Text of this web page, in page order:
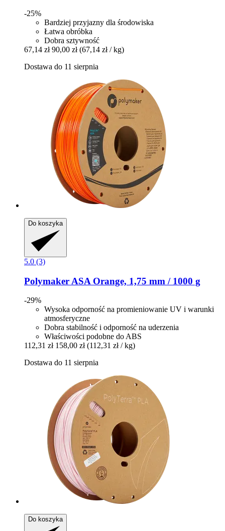
-25%
Bardziej przyjazny dla środowiska
Łatwa obróbka
Dobra sztywność
67,14 zł 90,00 zł (67,14 zł / kg)
Dostawa do 11 sierpnia
Do koszyka
5.0 (3)
Polymaker ASA Orange, 1,75 mm / 1000 g
-29%
Wysoka odporność na promieniowanie UV i warunki
atmosferyczne
Dobra stabilność i odporność na uderzenia
Właściwości podobne do ABS
112,31 zł 158,00 zł (112,31 zł / kg)
Dostawa do 11 sierpnia
Do koszyka